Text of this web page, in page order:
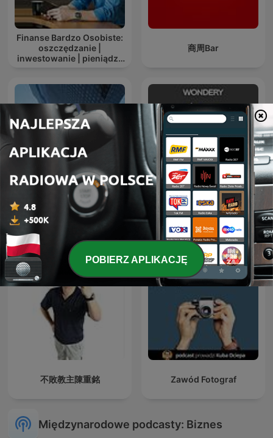
Finanse Bardzo Osobiste:
oszczędzanie |
inwestowanie | pieniądze
商周Bar
BVH Podcast
How I Built This with Guy
Raz
不敗教主陳重銘 Zawód Fotograf
Międzynarodowe podcasty: Biznes
POBIERZ APLIKACJĘ